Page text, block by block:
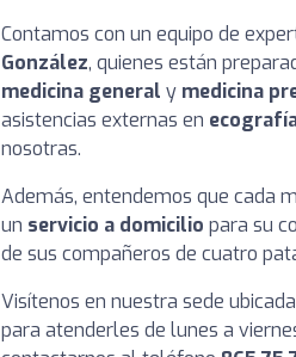
Contamos con un equipo de
González, quienes están
medicina general y medicina
asistencias externas en
nosotras.
Además, entendemos que cada
un servicio a domicilio para su
de sus compañeros de cuatro
Visítenos en nuestra sede
para atenderles de lunes a